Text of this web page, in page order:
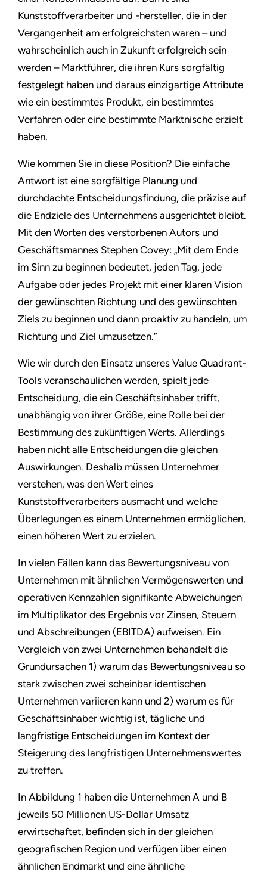
Kunststoffverarbeiter und -hersteller, die in der
Vergangenheit am erfolgreichsten waren – und
wahrscheinlich auch in Zukunft erfolgreich sein
werden – Marktführer, die ihren Kurs sorgfältig
festgelegt haben und daraus einzigartige Attribute
wie ein bestimmtes Produkt, ein bestimmtes
Verfahren oder eine bestimmte Marktnische erzielt
haben.
Wie kommen Sie in diese Position? Die einfache
Antwort ist eine sorgfältige Planung und
durchdachte Entscheidungsfindung, die präzise auf
die Endziele des Unternehmens ausgerichtet bleibt.
Mit den Worten des verstorbenen Autors und
Geschäftsmannes Stephen Covey: „Mit dem Ende
im Sinn zu beginnen bedeutet, jeden Tag, jede
Aufgabe oder jedes Projekt mit einer klaren Vision
der gewünschten Richtung und des gewünschten
Ziels zu beginnen und dann proaktiv zu handeln, um
Richtung und Ziel umzusetzen.”
Wie wir durch den Einsatz unseres Value Quadrant-
Tools veranschaulichen werden, spielt jede
Entscheidung, die ein Geschäftsinhaber trifft,
unabhängig von ihrer Größe, eine Rolle bei der
Bestimmung des zukünftigen Werts. Allerdings
haben nicht alle Entscheidungen die gleichen
Auswirkungen. Deshalb müssen Unternehmer
verstehen, was den Wert eines
Kunststoffverarbeiters ausmacht und welche
Überlegungen es einem Unternehmen ermöglichen,
einen höheren Wert zu erzielen.
In vielen Fällen kann das Bewertungsniveau von
Unternehmen mit ähnlichen Vermögenswerten und
operativen Kennzahlen signifikante Abweichungen
im Multiplikator des Ergebnis vor Zinsen, Steuern
und Abschreibungen (EBITDA) aufweisen. Ein
Vergleich von zwei Unternehmen behandelt die
Grundursachen 1) warum das Bewertungsniveau so
stark zwischen zwei scheinbar identischen
Unternehmen variieren kann und 2) warum es für
Geschäftsinhaber wichtig ist, tägliche und
langfristige Entscheidungen im Kontext der
Steigerung des langfristigen Unternehmenswertes
zu treffen.
In Abbildung 1 haben die Unternehmen A und B
jeweils 50 Millionen US-Dollar Umsatz
erwirtschaftet, befinden sich in der gleichen
geografischen Region und verfügen über einen
ähnlichen Endmarkt und eine ähnliche